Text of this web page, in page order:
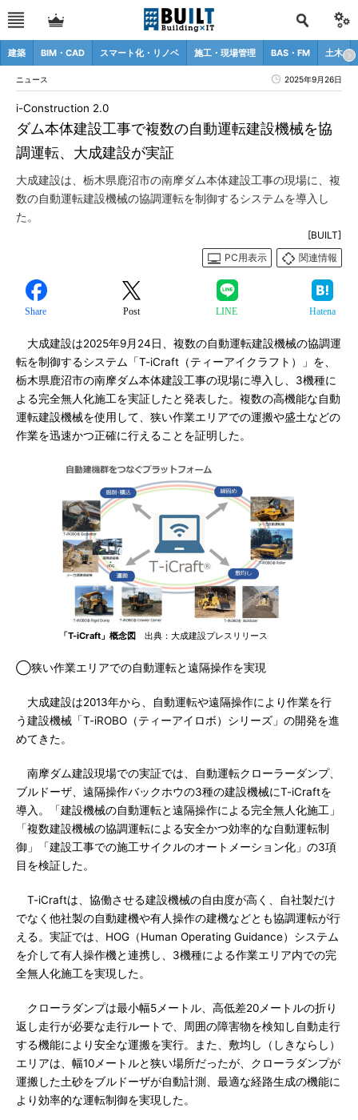
建築 BIM・CAD スマート化・リノベ 施工・現場管理 BAS・FM 土木
ニュース 2025年9月26日
ダム本体建設工事で複数の自動運転建設機械を協
調運転、大成建設が実証
i-Construction 2.0
大成建設は、栃木県鹿沼市の南摩ダム本体建設工事の現場に、複
数の自動運転建設機械の協調運転を制御するシステムを導入し
た。
[BUILT]
PC用表示
関連情報
Share Post LINE Hatena
大成建設は2025年9月24日、複数の自動運転建設機械の協調運
転を制御するシステム「T-iCraft（ティーアイクラフト）」を、
栃木県鹿沼市の南摩ダム本体建設工事の現場に導入し、3機種に
よる完全無人化施工を実証したと発表した。複数の高機能な自動
運転建設機械を使用して、狭い作業エリアでの運搬や盛土などの
作業を迅速かつ正確に行えることを証明した。
「T-iCraft」概念図 出典：大成建設プレスリリース
◯狭い作業エリアでの自動運転と遠隔操作を実現
大成建設は2013年から、自動運転や遠隔操作により作業を行
う建設機械「T-iROBO（ティーアイロボ）シリーズ」の開発を進
めてきた。
南摩ダム建設現場での実証では、自動運転クローラーダンプ、
ブルドーザ、遠隔操作バックホウの3種の建設機械にT-iCraftを
導入。「建設機械の自動運転と遠隔操作による完全無人化施工」
「複数建設機械の協調運転による安全かつ効率的な自動運転制
御」「建設工事での施工サイクルのオートメーション化」の3項
目を検証した。
T-iCraftは、協働させる建設機械の自由度が高く、自社製だけ
でなく他社製の自動建機や有人操作の建機などとも協調運転が行
える。実証では、HOG（Human Operating Guidance）システム
を介して有人操作機と連携し、3機種による作業エリア内での完
全無人化施工を実現した。
クローラダンプは最小幅5メートル、高低差20メートルの折り
返し走行が必要な走行ルートで、周囲の障害物を検知し自動走行
する機能により安全な運搬を実行。また、敷均し（しきならし）
エリアは、幅10メートルと狭い場所だったが、クローラダンプが
運搬した土砂をブルドーザが自動計測、最適な経路生成の機能に
より効率的な運転制御を実現した。